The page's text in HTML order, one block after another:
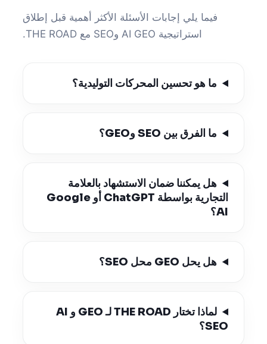
فيما يلي إجابات الأسئلة الأكثر أهمية قبل إطلاق
استراتيجية AI GEO وSEO مع THE ROAD.
ما هو تحسين المحركات التوليدية؟
ما الفرق بين SEO وGEO؟
هل يمكننا ضمان الاستشهاد بالعلامة
التجارية بواسطة ChatGPT أو Google
AI؟
هل يحل GEO محل SEO؟
لماذا تختار THE ROAD لـ GEO و AI
SEO؟